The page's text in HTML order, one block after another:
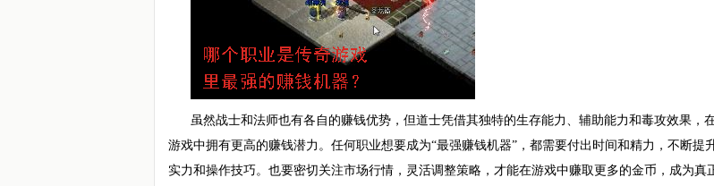
虽然战士和法师也有各自的赚钱优势，但道士凭借其独特的生存能力、辅助能力和毒攻效果，
游戏中拥有更高的赚钱潜力。任何职业想要成为“最强赚钱机器”，都需要付出时间和精力，不断提
实力和操作技巧。也要密切关注市场行情，灵活调整策略，才能在游戏中赚取更多的金币，成为真